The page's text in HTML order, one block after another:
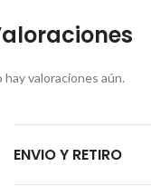
hay valoraciones aún.
ENVIO Y RETIRO